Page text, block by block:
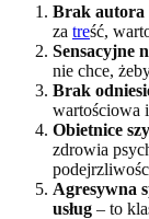
Brak autora
za treść,
Sensacyjne
nie chce,
Brak
wartościowa
Obietnice
zdrowia
Agresywna
usług – to